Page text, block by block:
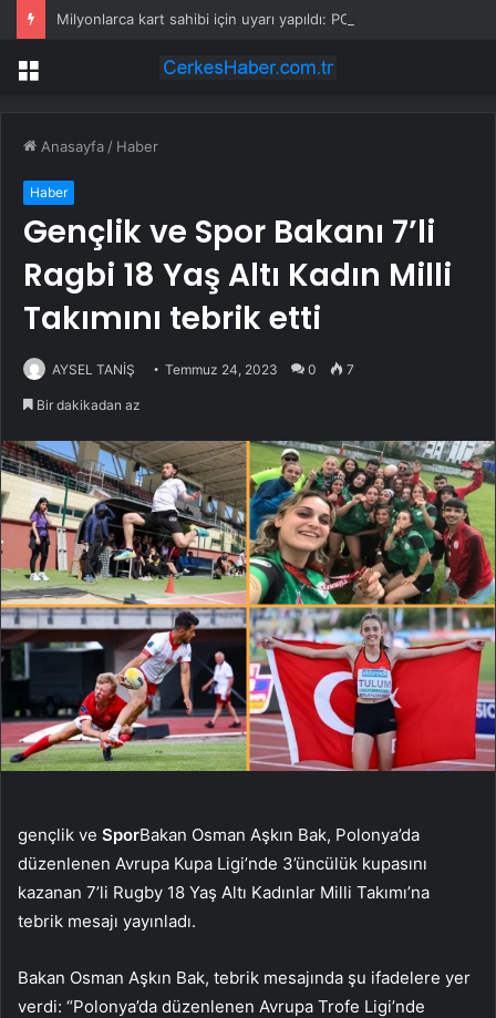
Menü
Anasayfa / Haber
Haber
Gençlik ve Spor Bakanı 7’li
Ragbi 18 Yaş Altı Kadın Milli
Takımını tebrik etti
AYSEL TANİŞ Temmuz 24, 2023 0 7
Bir dakikadan az
gençlik ve SporBakan Osman Aşkın Bak, Polonya’da
düzenlenen Avrupa Kupa Ligi’nde 3’üncülük kupasını
kazanan 7’li Rugby 18 Yaş Altı Kadınlar Milli Takımı’na
tebrik mesajı yayınladı.
Bakan Osman Aşkın Bak, tebrik mesajında ​​şu ifadelere yer
verdi: “Polonya’da düzenlenen Avrupa Trofe Ligi’nde